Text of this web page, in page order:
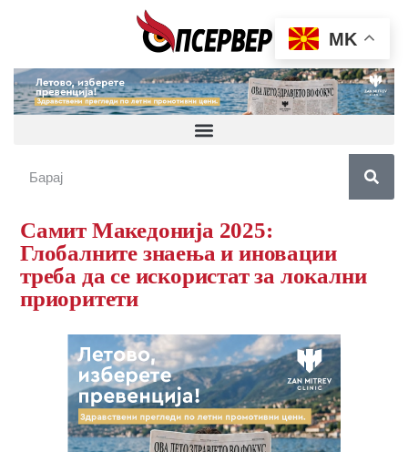
Самит Македонија 2025:
Глобалните знаења и иновации
треба да се искористат за локални
приоритети
MK